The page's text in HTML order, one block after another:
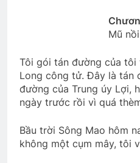
2 Years Ago
Mùa xuân
2 Years Ago
Mũ
Tôi gói tán đường của
Long công tử. Đây là tán
đường của Trung úy Lợi,
ngày trước rồi vì quá
Bầu trời Sông Mao hôm
không một cụm mây, tôi